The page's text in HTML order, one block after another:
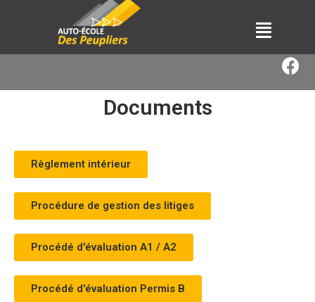
Mentions légales
Documents
Règlement intérieur
Procédure de gestion des litiges
Procédé d'évaluation A1 / A2
Procédé d'évaluation Permis B